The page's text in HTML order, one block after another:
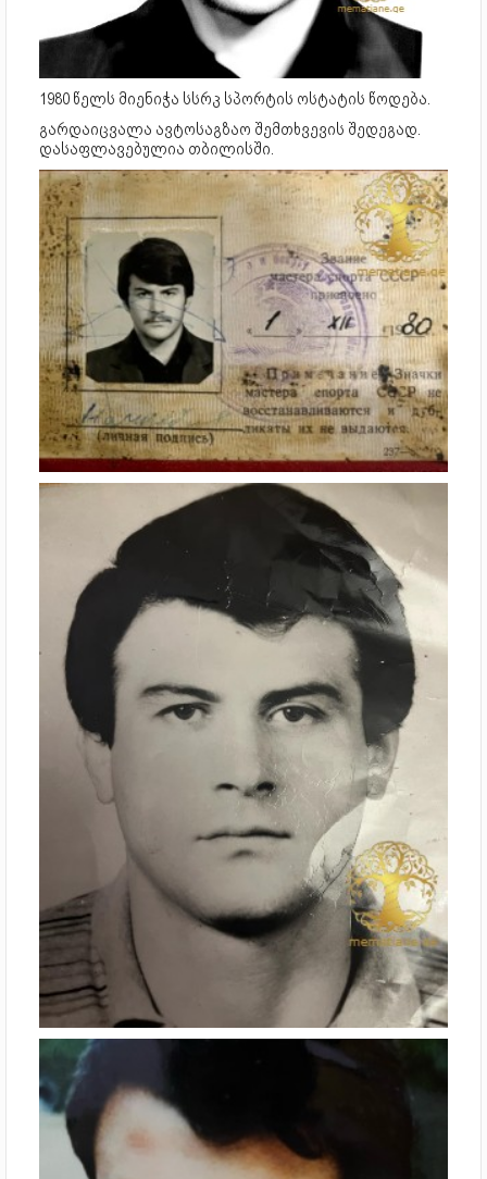
1980 წელს მიენიჭა სსრკ სპორტის ოსტატის წოდება.
გარდაიცვალა ავტოსაგზაო შემთხვევის შედეგად.
დასაფლავებულია თბილისში.